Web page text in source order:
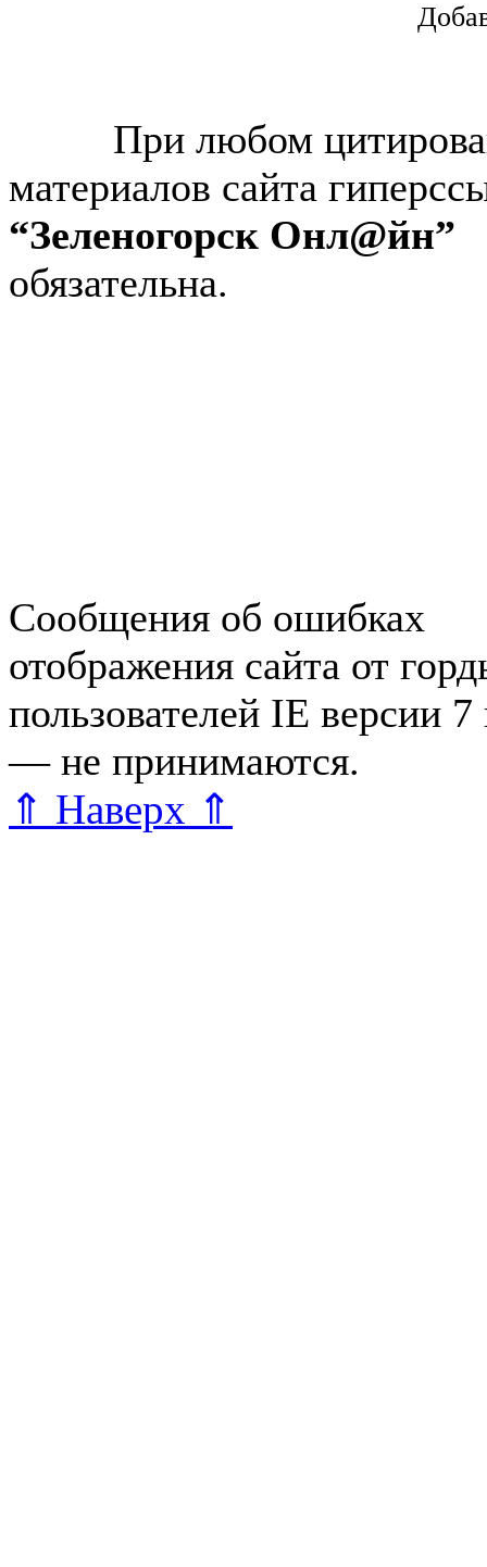
При любом
материалов сайта
“Зеленогорск Онл@йн”
обязательна.
Сообщения об ошибках
отображения сайта от
пользователей IE версии
— не принимаются.
⇑ Наверх ⇑